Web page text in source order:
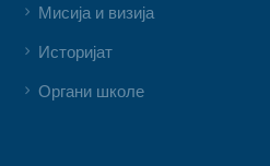
Мисија и визија
Историјат
Органи школе